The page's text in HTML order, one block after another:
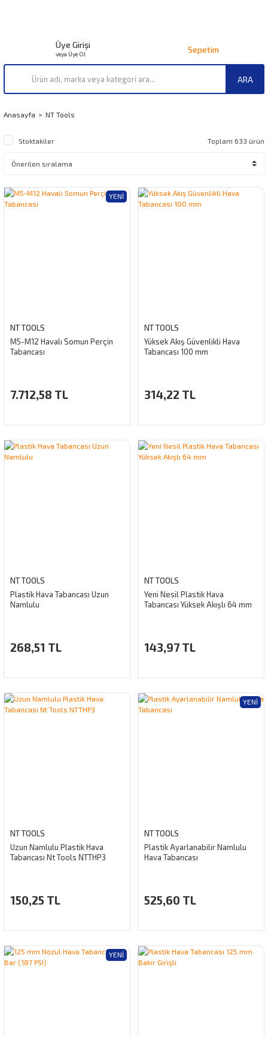
ARA
Üye Girişi
veya Üye Ol Sepetim
Anasayfa NT Tools
Stoktakiler Toplam 633 ürün
YENI
NT TOOLS
M5-M12 Havalı Somun Perçin
Tabancası
7.712,58 TL
NT TOOLS
Yüksek Akış Güvenlikli Hava
Tabancası 100 mm
314,22 TL
NT TOOLS
Plastik Hava Tabancası Uzun
Namlulu
268,51 TL
NT TOOLS
Yeni Nesil Plastik Hava
Tabancası Yüksek Akışlı 64 mm
143,97 TL
NT TOOLS
Uzun Namlulu Plastik Hava
Tabancası Nt Tools NTTHP3
150,25 TL
YENI
NT TOOLS
Plastik Ayarlanabilir Namlulu
Hava Tabancası
525,60 TL
YENI